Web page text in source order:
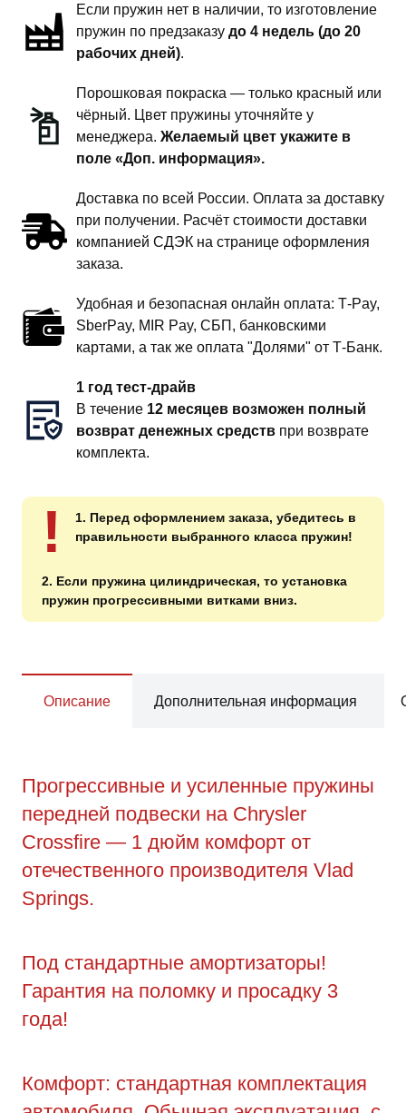
комфортЕсли пружин нет в наличии, то изготовление
пружин по предзаказу до 4 недель (до 20
рабочих дней).
Порошковая покраска — только красный или
чёрный. Цвет пружины уточняйте у
менеджера. Желаемый цвет укажите в
поле «Доп. информация».
Доставка по всей России. Оплата за доставку
при получении. Расчёт стоимости доставки
компанией СДЭК на странице оформления
заказа.
Удобная и безопасная онлайн оплата: T‑Pay,
SberPay, MIR Pay, СБП, банковскими
картами, а так же оплата "Долями" от Т-Банк.
1 год тест-драйв
В течение 12 месяцев возможен полный
возврат денежных средств при возврате
комплекта.
!
1. Перед оформлением заказа, убедитесь в
правильности выбранного класса пружин!
2. Если пружина цилиндрическая, то установка
пружин прогрессивными витками вниз.
Описание Дополнительная информация
Прогрессивные и усиленные пружины
передней подвески на Chrysler
Crossfire — 1 дюйм комфорт от
отечественного производителя Vlad
Springs.
Под стандартные амортизаторы!
Гарантия на поломку и просадку 3
года!
Комфорт: стандартная комплектация